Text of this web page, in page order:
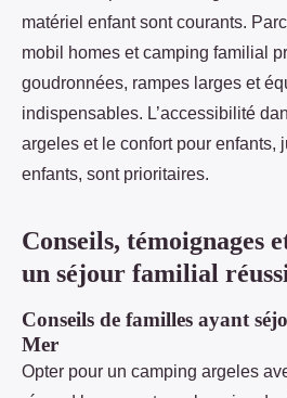
matériel enfant sont courants.
mobil homes et camping familial
goudronnées, rampes larges et
indispensables. L’accessibilité
argeles et le confort pour enfants,
enfants, sont prioritaires.
Conseils, témoignages
un séjour familial
Conseils de familles ayant
Mer
Opter pour un camping argeles